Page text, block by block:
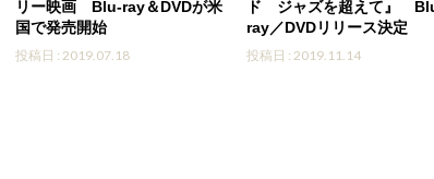
リー映画 Blu-ray＆DVDが米
国で発売開始
投稿日 : 2019.07.18
ド ジャズを超えて』
ray／DVDリリース決定
投稿日 : 2019.11.14